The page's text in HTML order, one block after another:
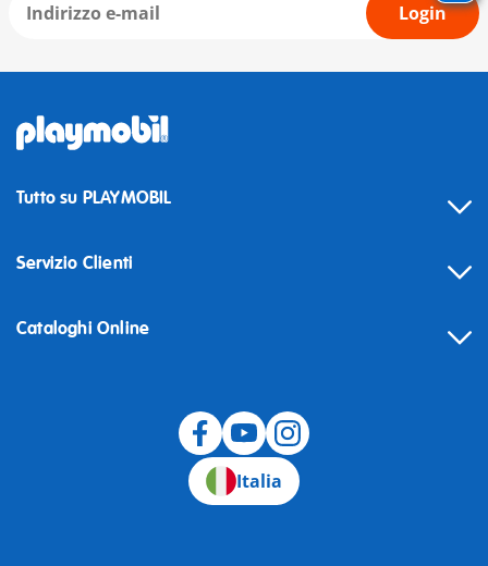
Login
Tutto su PLAYMOBIL
Servizio Clienti
Cataloghi Online
Italia